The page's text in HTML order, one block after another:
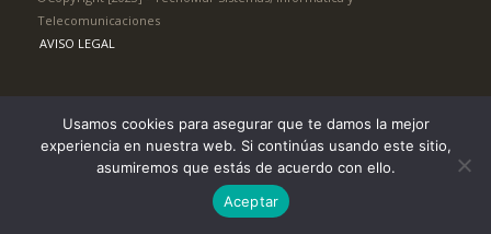
Telecomunicaciones
AVISO LEGAL
Usamos cookies para asegurar que te damos la mejor
experiencia en nuestra web. Si continúas usando este sitio,
asumiremos que estás de acuerdo con ello.
Aceptar